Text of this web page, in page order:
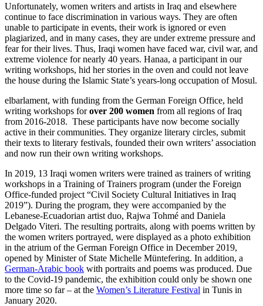
Unfortunately, women writers and artists in Iraq and elsewhere
continue to face discrimination in various ways. They are often
unable to participate in events, their work is ignored or even
plagiarized, and in many cases, they are under extreme pressure and
fear for their lives. Thus, Iraqi women have faced war, civil war, and
extreme violence for nearly 40 years. Hanaa, a participant in our
writing workshops, hid her stories in the oven and could not leave
the house during the Islamic State’s years-long occupation of Mosul.
elbarlament, with funding from the German Foreign Office, held
writing workshops forover 200 women from all regions of Iraq
from 2016-2018. These participants have now become socially
active in their communities. They organize literary circles, submit
their texts to literary festivals, founded their own writers’ association
and now run their own writing workshops.
In 2019, 13 Iraqi women writers were trained as trainers of writing
workshops in a Training of Trainers program (under the Foreign
Office-funded project “Civil Society Cultural Initiatives in Iraq
2019”). During the program, they were accompanied by the
Lebanese-Ecuadorian artist duo, Rajwa Tohmé and Daniela
Delgado Viteri. The resulting portraits, along with poems written by
the women writers portrayed, were displayed as a photo exhibition
in the atrium of the German Foreign Office in December 2019,
opened by Minister of State Michelle Müntefering. In addition, a
German-Arabic book with portraits and poems was produced. Due
to the Covid-19 pandemic, the exhibition could only be shown one
more time so far – at the Women’s Literature Festival in Tunis in
January 2020.